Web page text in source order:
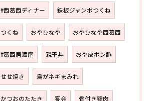
#西葛西ディナー 鉄板ジャンボつくね
つくね おやひなや おやひなや西葛西
#葛西居酒屋 親子丼 おや皮ポン酢
せせ焼き 鳥がネギまみれ
かつおのたたき 宴会 骨付き鶏肉